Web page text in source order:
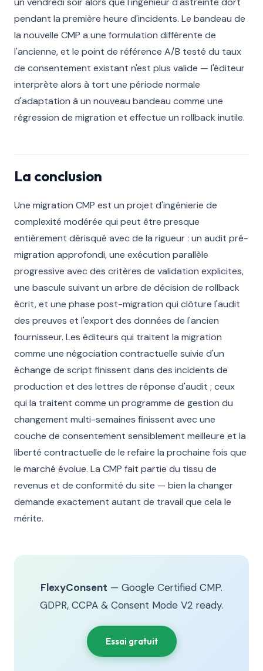
pendant la première heure d'incidents. Le bandeau de
la nouvelle CMP a une formulation différente de
l'ancienne, et le point de référence A/B testé du taux
de consentement existant n'est plus valide — l'éditeur
interprète alors à tort une période normale
d'adaptation à un nouveau bandeau comme une
régression de migration et effectue un rollback inutile.
La conclusion
Une migration CMP est un projet d'ingénierie de
complexité modérée qui peut être presque
entièrement dérisqué avec de la rigueur : un audit pré-
migration approfondi, une exécution parallèle
progressive avec des critères de validation explicites,
une bascule suivant un arbre de décision de rollback
écrit, et une phase post-migration qui clôture l'audit
des preuves et l'export des données de l'ancien
fournisseur. Les éditeurs qui traitent la migration
comme une négociation contractuelle suivie d'un
échange de script finissent dans des incidents de
production et des lettres de réponse d'audit ; ceux
qui la traitent comme un programme de gestion du
changement multi-semaines finissent avec une
couche de consentement sensiblement meilleure et la
liberté contractuelle de le refaire la prochaine fois que
le marché évolue. La CMP fait partie du tissu de
revenus et de conformité du site — bien la changer
demande exactement autant de travail que cela le
mérite.
FlexyConsent — Google Certified CMP.
GDPR, CCPA & Consent Mode V2 ready.
Essai gratuit